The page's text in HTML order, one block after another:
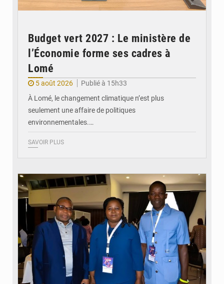
Budget vert 2027 : Le ministère de
l’Économie forme ses cadres à
Lomé
5 août 2026
Publié à 15h33
À Lomé, le changement climatique n’est plus
seulement une affaire de politiques
environnementales.…
SAVOIR PLUS